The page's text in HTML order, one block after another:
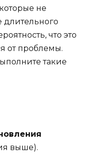
не
длительного
что это
от проблемы.
такие
выше).